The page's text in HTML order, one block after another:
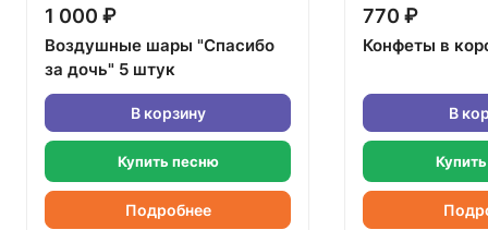
1 000 ₽
Воздушные шары "Спасибо
за дочь" 5 штук
В корзину
Купить песню
Подробнее
770 ₽
Конфеты в
В